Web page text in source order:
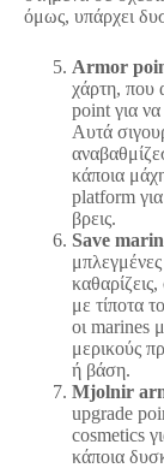
όμως, υπάρχει
Armor
χάρτη, που
point για
Αυτά
κάποια
platform
βρεις.
Save
με τίποτα
οι marines
μερικούς
ή βάση.
Mjolnir
upgrade
cosmetics
κάποια